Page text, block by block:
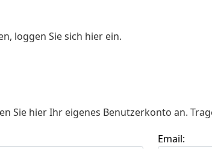
loggen Sie sich hier ein.
Sie hier Ihr eigenes Benutzerkonto an.
Email: